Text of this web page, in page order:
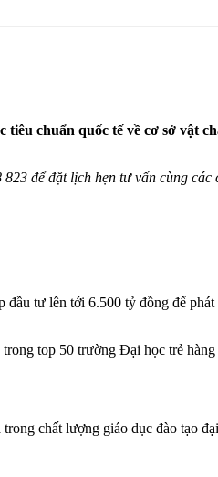
chuẩn quốc tế về cơ sở vật
để đặt lịch hẹn tư vấn cùng các
tư lên tới 6.500 tỷ đồng để
top 50 trường Đại học trẻ
chất lượng giáo dục đào tạo